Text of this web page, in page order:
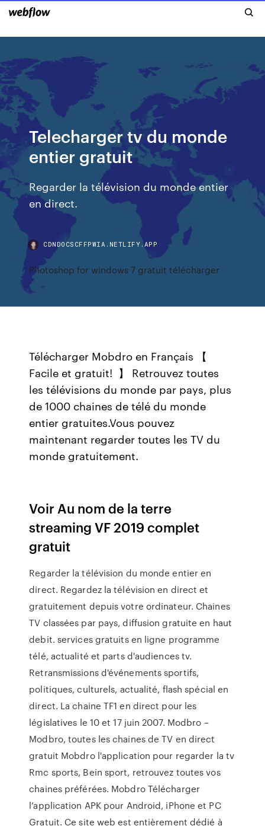
Telecharger tv du monde
entier gratuit
Regarder la télévision du monde entier
en direct.
CDNDOCSCFFPWIA.NETLIFY.APP
Photoshop for windows 7 gratuit télécharger
Télécharger Mobdro en Français 【
Facile et gratuit! ️ 】 Retrouvez toutes
les télévisions du monde par pays, plus
de 1000 chaines de télé du monde
entier gratuites.Vous pouvez
maintenant regarder toutes les TV du
monde gratuitement.
Voir Au nom de la terre
streaming VF 2019 complet
gratuit
Regarder la télévision du monde entier en
direct. Regardez la télévision en direct et
gratuitement depuis votre ordinateur. Chaines
TV classées par pays, diffusion gratuite en haut
debit. services gratuits en ligne programme
télé, actualité et parts d'audiences tv.
Retransmissions d'événements sportifs,
politiques, culturels, actualité, flash spécial en
direct. La chaine TF1 en direct pour les
législatives le 10 et 17 juin 2007. Modbro –
Modbro, toutes les chaines de TV en direct
gratuit Mobdro l'application pour regarder la tv
Rmc sports, Bein sport, retrouvez toutes vos
chaines préférées. Mobdro Télécharger
l’application APK pour Android, iPhone et PC
Gratuit. Ce site web est entièrement dédié à